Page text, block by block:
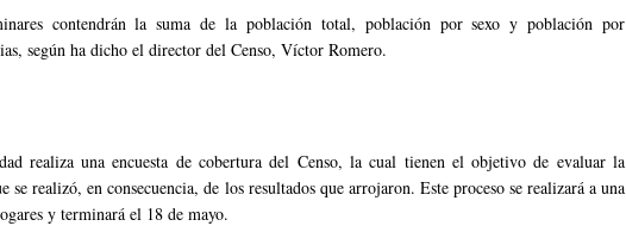
contendrán la suma de la población total, población por sexo y población por
según ha dicho el director del Censo, Víctor Romero.
realiza una encuesta de cobertura del Censo, la cual tienen el objetivo de evaluar la
se realizó, en consecuencia, de los resultados que arrojaron. Este proceso se realizará a una
y terminará el 18 de mayo.